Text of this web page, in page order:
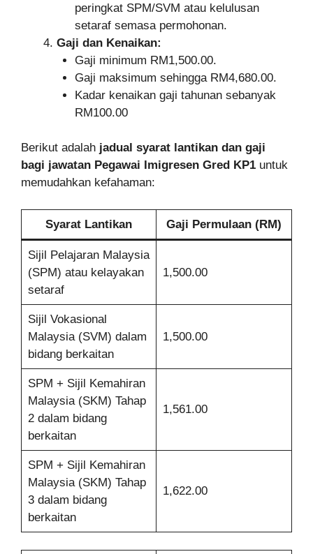
peringkat SPM/SVM atau kelulusan
setaraf semasa permohonan.
Gaji dan Kenaikan:
Gaji minimum RM1,500.00.
Gaji maksimum sehingga RM4,680.00.
Kadar kenaikan gaji tahunan sebanyak
RM100.00
Berikut adalah jadual syarat lantikan dan gaji
bagi jawatan Pegawai Imigresen Gred KP1 untuk
memudahkan kefahaman:
Syarat Lantikan Gaji Permulaan (RM)
Sijil Pelajaran Malaysia
(SPM) atau kelayakan
setaraf
1,500.00
Sijil Vokasional
Malaysia (SVM) dalam
bidang berkaitan
1,500.00
SPM + Sijil Kemahiran
Malaysia (SKM) Tahap
2 dalam bidang
berkaitan
1,561.00
SPM + Sijil Kemahiran
Malaysia (SKM) Tahap
3 dalam bidang
berkaitan
1,622.00